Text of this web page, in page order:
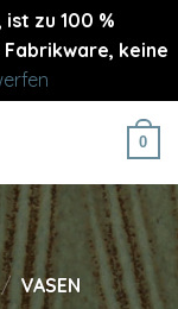
zu 100 %
keine
0
/ VASEN